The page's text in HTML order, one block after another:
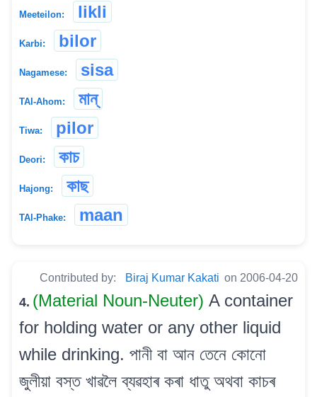
Meeteilon: likli
Karbi: bilor
Nagamese: sisa
TAI-Ahom: মান্
Tiwa: pilor
Deori: কাচ
Hajong: কাছ
TAI-Phake: maan
Contributed by: Biraj Kumar Kakati on 2006-04-20
4. (Material Noun-Neuter) A container
for holding water or any other liquid
while drinking. পানী বা আন তেনে কোনো
জুলীয়া বস্ত খাৱলৈ ব্যৱহাৰ কৰা ধাতু অথবা কাচৰ